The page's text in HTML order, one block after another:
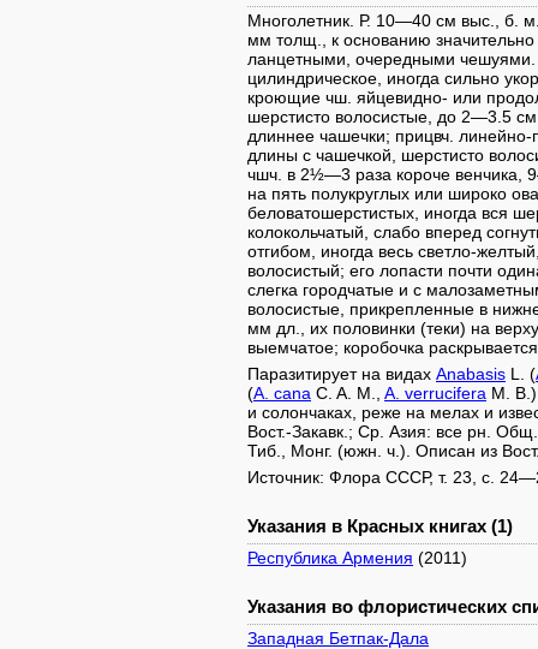
Многолетник. Р. 10—40 см выс., б.
мм толщ., к основанию
ланцетными, очередными чешуями.
цилиндрическое, иногда сильно
кроющие чш. яйцевидно- или
шерстисто волосистые, до 2—3.5
длиннее чашечки; прицвч. линейно-
длины с чашечкой, шерстисто
чшч. в 2½—3 раза короче
на пять полукруглых или широко
беловатошерстистых, иногда вся
колокольчатый, слабо вперед
отгибом, иногда весь светло-
волосистый; его лопасти почти
слегка городчатые и с
волосистые, прикрепленные в
мм дл., их половинки (теки) на
выемчатое; коробочка
Паразитирует на видах Anabasis L. (
(A. cana C. A. M., A. verrucifera M.
и солончаках, реже на мелах и
Вост.-Закавк.; Ср. Азия: все рн.
Тиб., Монг. (южн. ч.). Описан из
Источник: Флора СССР, т. 23, с.
Указания в Красных книгах (1)
Республика Армения (2011)
Указания во флористических
Западная Бетпак-Дала